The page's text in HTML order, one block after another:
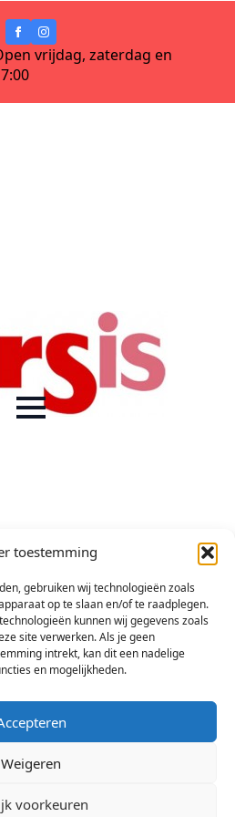
toestemming
gebruiken wij technologieën zoals
op te slaan en/of te raadplegen.
kunnen wij gegevens zoals
site verwerken. Als je geen
intrekt, kan dit een nadelige
en mogelijkheden.
Weigeren
voorkeuren
vrijdag, zaterdag en